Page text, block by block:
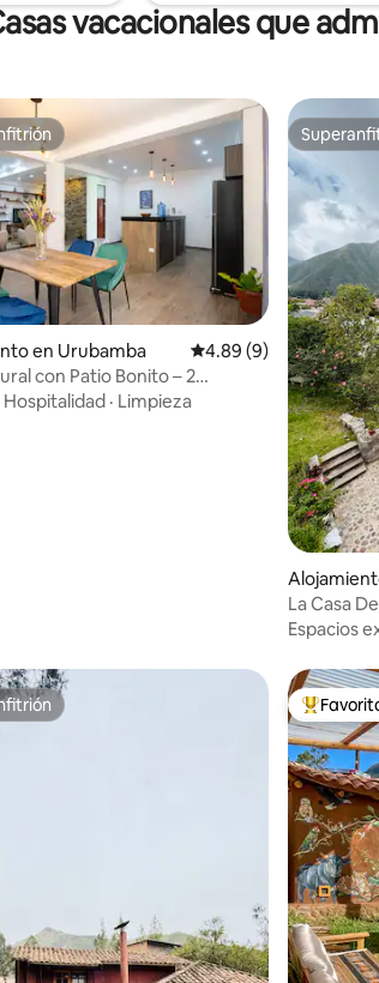
vacacionales que
5.0 de 5, 6 reseñas
en Urubamba Calificación promedio:
4.89 (9)
con Patio Bonito – 2
Hospitalidad · Limpieza
La Casa
Vista al Río
Espacios
Favorito